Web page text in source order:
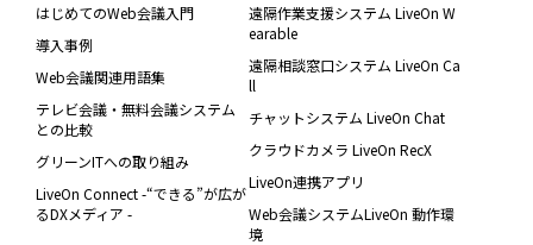
はじめてのWeb会議入門
導入事例
Web会議関連用語集
テレビ会議・無料会議システム
との比較
グリーンITへの取り組み
LiveOn Connect -“できる”が広が
るDXメディア -
遠隔作業支援システム LiveOn W
earable
遠隔相談窓口システム LiveOn Ca
ll
チャットシステム LiveOn Chat
クラウドカメラ LiveOn RecX
LiveOn連携アプリ
Web会議システムLiveOn 動作環
境